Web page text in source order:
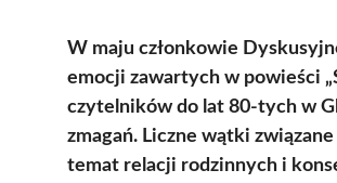
W maju członkowie
emocji zawartych w powieści
czytelników do lat 80-tych w
zmagań. Liczne wątki
temat relacji rodzinnych i